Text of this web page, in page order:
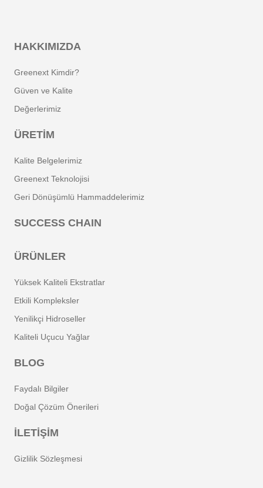
HAKKIMIZDA
Greenext Kimdir?
Güven ve Kalite
Değerlerimiz
ÜRETIM
Kalite Belgelerimiz
Greenext Teknolojisi
Geri Dönüşümlü Hammaddelerimiz
SUCCESS CHAIN
ÜRÜNLER
Yüksek Kaliteli Ekstratlar
Etkili Kompleksler
Yenilikçi Hidroseller
Kaliteli Uçucu Yağlar
BLOG
Faydalı Bilgiler
Doğal Çözüm Önerileri
İLETİŞİM
Gizlilik Sözleşmesi